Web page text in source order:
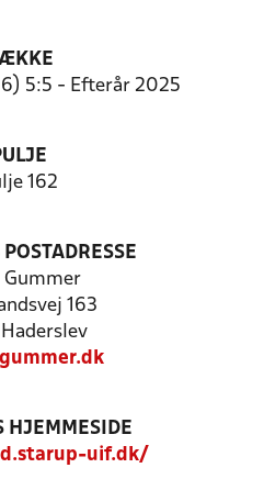
5:5 - Efterår 2025
162
Gummer
163
HJEMMESIDE
uif.dk/